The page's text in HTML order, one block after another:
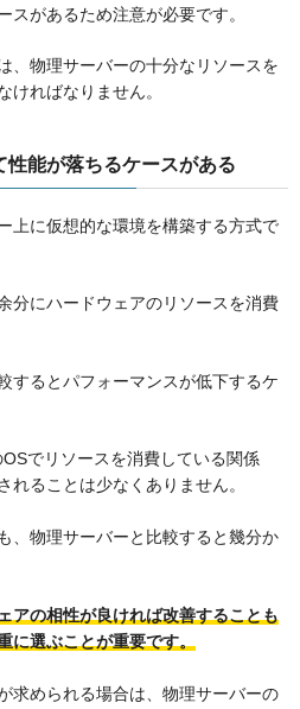
スがあるため注意が必要です。
、物理サーバーの十分なリソースを
ければなりません。
能が落ちるケースがある
上に仮想的な環境を構築する方式で
分にハードウェアのリソースを消費
するとパフォーマンスが低下するケ
でリソースを消費している関係
れることは少なくありません。
、物理サーバーと比較すると幾分か
アの相性が良ければ改善することも
に選ぶことが重要です。
求められる場合は、物理サーバーの